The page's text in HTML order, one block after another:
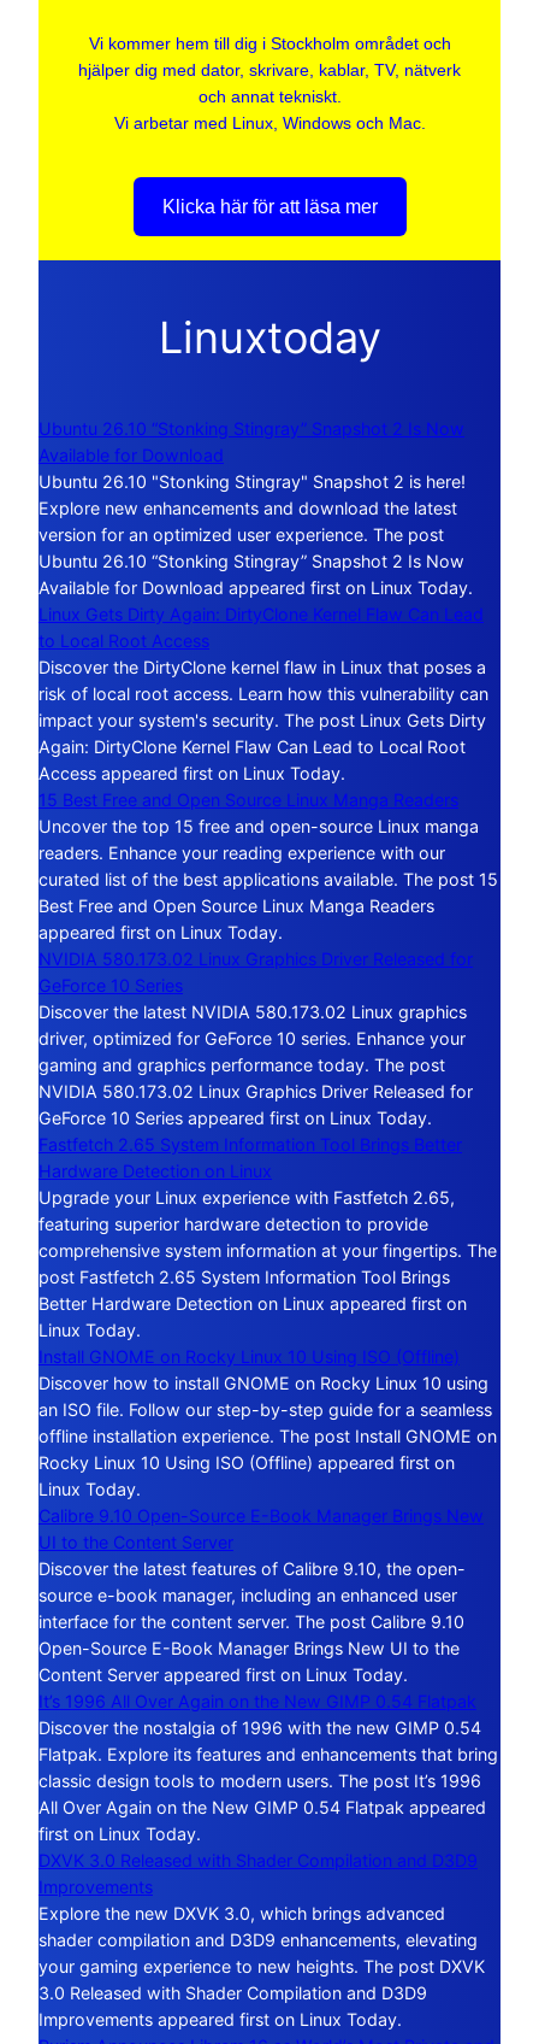
Vi kommer hem till dig i Stockholm området och
hjälper dig med dator, skrivare, kablar, TV, nätverk
och annat tekniskt.
Vi arbetar med Linux, Windows och Mac.
Klicka här för att läsa mer
Linuxtoday
Ubuntu 26.10 “Stonking Stingray” Snapshot 2 Is Now
Available for Download
Ubuntu 26.10 "Stonking Stingray" Snapshot 2 is here!
Explore new enhancements and download the latest
version for an optimized user experience. The post
Ubuntu 26.10 “Stonking Stingray” Snapshot 2 Is Now
Available for Download appeared first on Linux Today.
Linux Gets Dirty Again: DirtyClone Kernel Flaw Can Lead
to Local Root Access
Discover the DirtyClone kernel flaw in Linux that poses a
risk of local root access. Learn how this vulnerability can
impact your system's security. The post Linux Gets Dirty
Again: DirtyClone Kernel Flaw Can Lead to Local Root
Access appeared first on Linux Today.
15 Best Free and Open Source Linux Manga Readers
Uncover the top 15 free and open-source Linux manga
readers. Enhance your reading experience with our
curated list of the best applications available. The post 15
Best Free and Open Source Linux Manga Readers
appeared first on Linux Today.
NVIDIA 580.173.02 Linux Graphics Driver Released for
GeForce 10 Series
Discover the latest NVIDIA 580.173.02 Linux graphics
driver, optimized for GeForce 10 series. Enhance your
gaming and graphics performance today. The post
NVIDIA 580.173.02 Linux Graphics Driver Released for
GeForce 10 Series appeared first on Linux Today.
Fastfetch 2.65 System Information Tool Brings Better
Hardware Detection on Linux
Upgrade your Linux experience with Fastfetch 2.65,
featuring superior hardware detection to provide
comprehensive system information at your fingertips. The
post Fastfetch 2.65 System Information Tool Brings
Better Hardware Detection on Linux appeared first on
Linux Today.
Install GNOME on Rocky Linux 10 Using ISO (Offline)
Discover how to install GNOME on Rocky Linux 10 using
an ISO file. Follow our step-by-step guide for a seamless
offline installation experience. The post Install GNOME on
Rocky Linux 10 Using ISO (Offline) appeared first on
Linux Today.
Calibre 9.10 Open-Source E-Book Manager Brings New
UI to the Content Server
Discover the latest features of Calibre 9.10, the open-
source e-book manager, including an enhanced user
interface for the content server. The post Calibre 9.10
Open-Source E-Book Manager Brings New UI to the
Content Server appeared first on Linux Today.
It’s 1996 All Over Again on the New GIMP 0.54 Flatpak
Discover the nostalgia of 1996 with the new GIMP 0.54
Flatpak. Explore its features and enhancements that bring
classic design tools to modern users. The post It’s 1996
All Over Again on the New GIMP 0.54 Flatpak appeared
first on Linux Today.
DXVK 3.0 Released with Shader Compilation and D3D9
Improvements
Explore the new DXVK 3.0, which brings advanced
shader compilation and D3D9 enhancements, elevating
your gaming experience to new heights. The post DXVK
3.0 Released with Shader Compilation and D3D9
Improvements appeared first on Linux Today.